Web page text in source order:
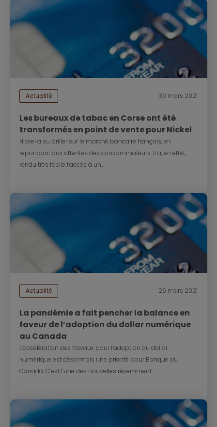
Actualité 30 mars 2021
Les bureaux de tabac en Corse ont été
transformés en point de vente pour Nickel
Nickel a su briller sur le marché bancaire français, en
répondant aux attentes des consommateurs. Il a, en effet,
rendu très facile l’accès à un...
Actualité 26 mars 2021
La pandémie a fait pencher la balance en
faveur de l’adoption du dollar numérique
au Canada
L’accélération des travaux pour l’adoption du dollar
numérique est désormais une priorité pour Banque du
Canada. C’est l’une des nouvelles récemment...